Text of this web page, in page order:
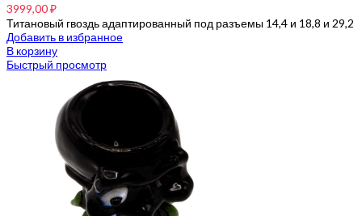
3999,00₽
Титановый гвоздь адаптированный под разъемы 14,4 и 18,8 и 29,2
Добавить в избранное
В корзину
Быстрый просмотр